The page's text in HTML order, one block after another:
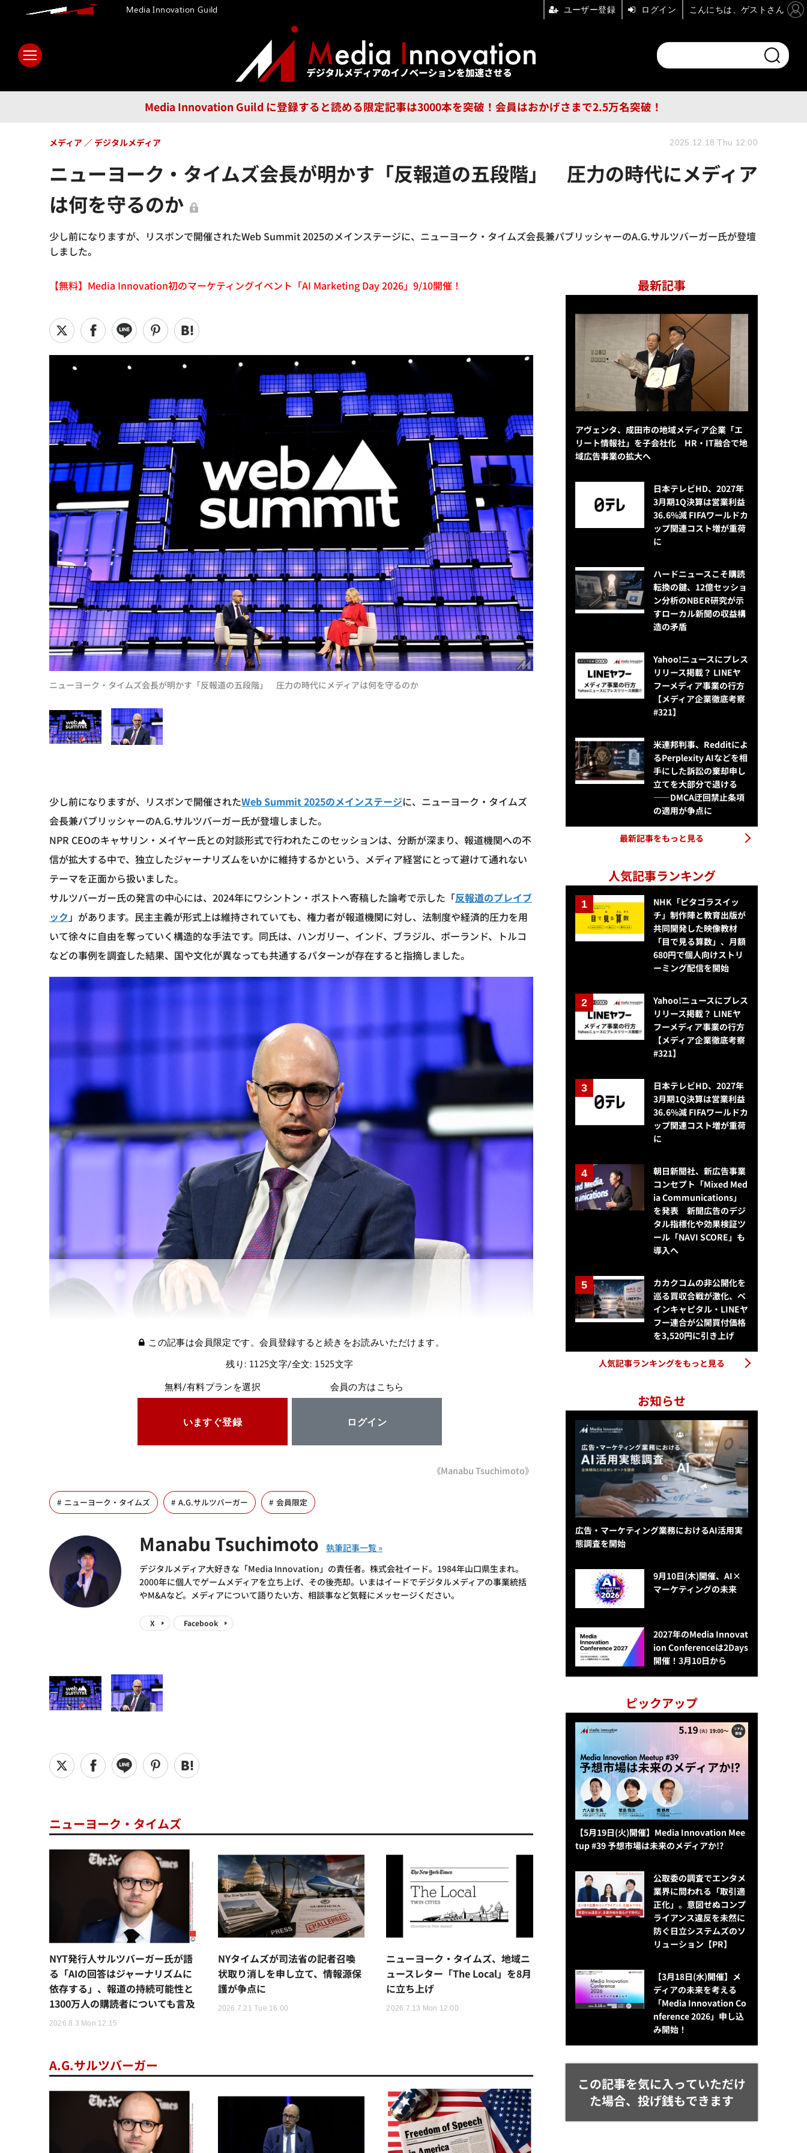
Media Innovation Guild に登録すると読める限定記事は3000本を突破！会員はおかげさまで2.5万名突破！
メディア テクノロジー 広告 企業 特集 ブランドチャンネル
フォーエム その他
ニューヨーク・タイムズ会長が明かす「反報道の五段階」 圧力の時代にメディア
は何を守るのか
少し前になりますが、リスボンで開催されたWeb Summit 2025のメインステージに、ニューヨーク・タイムズ会長兼パブリッシャーのA.G.サルツバーガー氏が登壇
しました。
メディア デジタルメディア 2025.12.18 Thu 12:00
【無料】Media Innovation初のマーケティングイベント「AI Marketing Day 2026」9/10開催！
ニューヨーク・タイムズ会長が明かす「反報道の五段階」 圧力の時代にメディアは何を守るのか
少し前になりますが、リスボンで開催されたWeb Summit 2025のメインステージに、ニューヨーク・タイムズ
会長兼パブリッシャーのA.G.サルツバーガー氏が登壇しました。
NPR CEOのキャサリン・メイヤー氏との対談形式で行われたこのセッションは、分断が深まり、報道機関への不
信が拡大する中で、独立したジャーナリズムをいかに維持するかという、メディア経営にとって避けて通れない
テーマを正面から扱いました。
サルツバーガー氏の発言の中心には、2024年にワシントン・ポストへ寄稿した論考で示した「反報道のプレイブ
ック 」があります。民主主義が形式上は維持されていても、権力者が報道機関に対し、法制度や経済的圧力を用
いて徐々に自由を奪っていく構造的な手法です。同氏は、ハンガリー、インド、ブラジル、ポーランド、トルコ
などの事例を調査した結果、国や文化が異なっても共通するパターンが存在すると指摘しました。
この記事は会員限定です。会員登録すると続きをお読みいただけます。
残り: 1125文字/全文: 1525文字
無料/有料プランを選択
いますぐ登録
会員の方はこちら
ログイン
《Manabu Tsuchimoto》
ニューヨーク・タイムズ A.G.サルツバーガー 会員限定
Manabu Tsuchimoto
デジタルメディア大好きな「Media Innovation」の責任者。株式会社イード。1984年山口県生まれ。
2000年に個人でゲームメディアを立ち上げ、その後売却。いまはイードでデジタルメディアの事業統括
やM&Aなど。メディアについて語りたい方、相談事など気軽にメッセージください。
X Facebook
ニューヨーク・タイムズ
NYT発行人サルツバーガー氏が語
る「AIの回答はジャーナリズムに
依存する」、報道の持続可能性と
1300万人の購読者についても言及
2026.8.3 Mon 12:15
NYタイムズが司法省の記者召喚
状取り消しを申し立て、情報源保
護が争点に
2026.7.21 Tue 16:00
ニューヨーク・タイムズ、地域ニ
ュースレター「The Local」を8月
に立ち上げ
2026.7.13 Mon 12:00
A.G.サルツバーガー
最新記事
アヴェンタ、成田市の地域メディア企業「エ
リート情報社」を子会社化 HR・IT融合で地
域広告事業の拡大へ
日本テレビHD、2027年
3月期1Q決算は営業利益
36.6%減 FIFAワールドカ
ップ関連コスト増が重荷
に
ハードニュースこそ購読
転換の鍵、12億セッショ
ン分析のNBER研究が示
すローカル新聞の収益構
造の矛盾
Yahoo!ニュースにプレス
リリース掲載？ LINEヤ
フーメディア事業の行方
【メディア企業徹底考察
#321】
米連邦判事、Redditによ
るPerplexity AIなどを相
手にした訴訟の棄却申し
立てを大部分で退ける
——DMCA迂回禁止条項
の適用が争点に
最新記事をもっと見る
人気記事ランキング
NHK「ピタゴラスイッ
チ」制作陣と教育出版が
共同開発した映像教材
「目で見る算数」、月額
680円で個人向けストリ
ーミング配信を開始
Yahoo!ニュースにプレス
リリース掲載？ LINEヤ
フーメディア事業の行方
【メディア企業徹底考察
#321】
日本テレビHD、2027年
3月期1Q決算は営業利益
36.6%減 FIFAワールドカ
ップ関連コスト増が重荷
に
朝日新聞社、新広告事業
コンセプト「Mixed Med
ia Communications」
を発表 新聞広告のデジ
タル指標化や効果検証ツ
ール「NAVI SCORE」も
導入へ
カカクコムの非公開化を
巡る買収合戦が激化、ベ
インキャピタル・LINEヤ
フー連合が公開買付価格
を3,520円に引き上げ
人気記事ランキングをもっと見る
お知らせ
広告・マーケティング業務におけるAI活用実
態調査を開始
9月10日(木)開催、AI×
マーケティングの未来
2027年のMedia Innovat
ion Conferenceは2Days
開催！3月10日から
ピックアップ
【5月19日(火)開催】Media Innovation Mee
tup #39 予想市場は未来のメディアか!?
公​​取委の調査でエンタメ
業界に問われる「取引適
正化」。意図せぬコンプ
ライアンス違反を未然に
防ぐ日立システムズのソ
リューション​【PR】
【3月18日(水)開催】メ
ディアの未来を考える
「Media Innovation Co
nference 2026」申し込
み開始！
この記事を気に入っていただけ
た場合、投げ銭もできます
Media Innovation Guild ユーザー登録 ログイン こんにちは、ゲストさん